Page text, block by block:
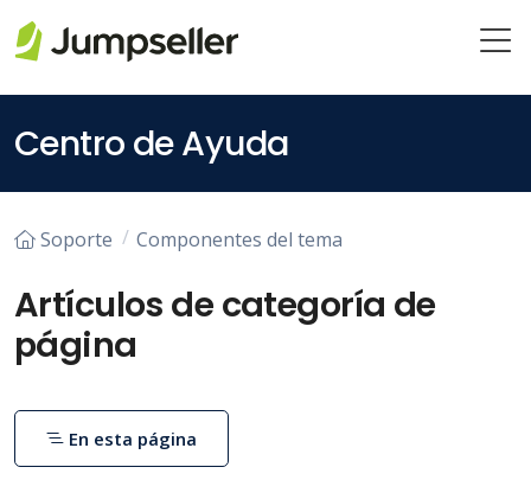
Centro de Ayuda
Soporte Componentes del tema
Artículos de categoría de
página
En esta página